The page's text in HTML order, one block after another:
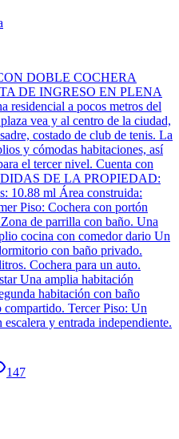
DOBLE COCHERA
DE INGRESO EN PLENA
residencial a pocos metros del
vea y al centro de la ciudad,
costado de club de tenis. La
y cómodas habitaciones, así
el tercer nivel. Cuenta con
DE LA PROPIEDAD:
10.88 ml Área construida:
Piso: Cochera con portón
de parrilla con baño. Una
cocina con comedor dario Un
con baño privado.
Cochera para un auto.
Una amplia habitación
habitación con baño
Tercer Piso: Un
y entrada independiente.
147